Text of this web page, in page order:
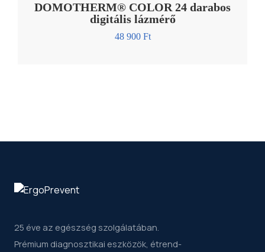
DOMOTHERM® COLOR 24 darabos
digitális lázmérő
48 900 Ft
25 éve az egészség szolgálatában.
Prémium diagnosztikai eszközök, étrend-